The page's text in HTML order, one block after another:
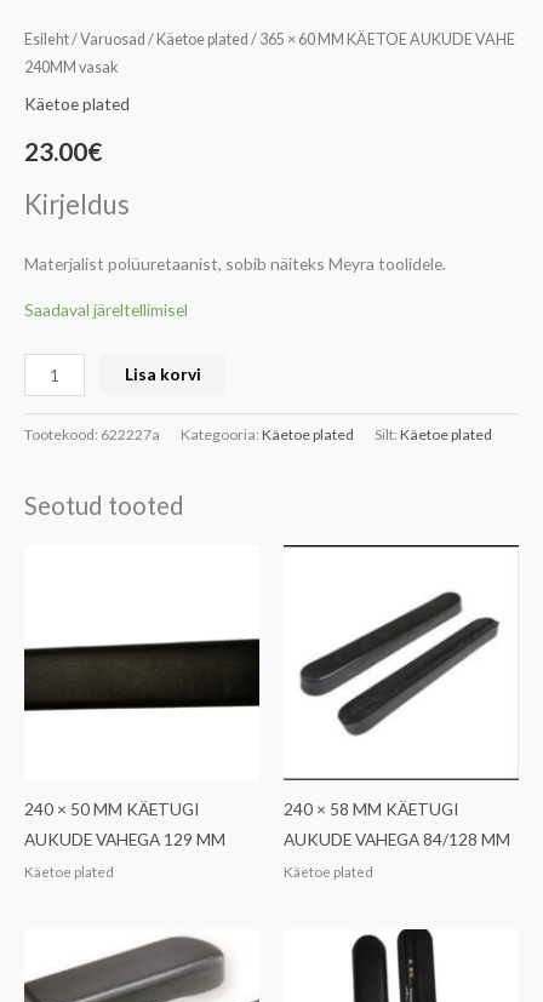
Esileht/Varuosad / Käetoe plated / 365 × 60 MM KÄETOE AUKUDE VAHE
240MM vasak
Käetoe plated
23.00€
Kirjeldus
Materjalist polüuretaanist, sobib näiteks Meyra toolidele.
Saadaval järeltellimisel
Lisa korvi
Tootekood: 622227a Kategooria: Käetoe plated Silt: Käetoe plated
Seotud tooted
240 × 50 MM KÄETUGI
AUKUDE VAHEGA 129 MM
Käetoe plated
240 × 58 MM KÄETUGI
AUKUDE VAHEGA 84/128 MM
Käetoe plated